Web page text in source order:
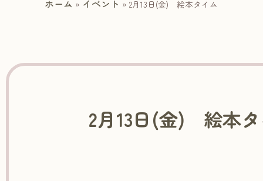
ホーム » イベント »2月13日(金) 絵本タイム
2月13日(金) 絵本タ